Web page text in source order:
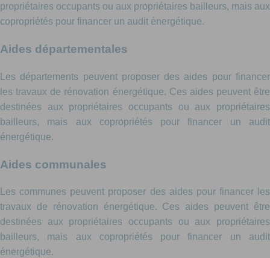
propriétaires occupants ou aux propriétaires bailleurs, mais aux
copropriétés pour financer un audit énergétique.
Aides départementales
Les départements peuvent proposer des aides pour financer
les travaux de rénovation énergétique. Ces aides peuvent être
destinées aux propriétaires occupants ou aux propriétaires
bailleurs, mais aux copropriétés pour financer un audit
énergétique.
Aides communales
Les communes peuvent proposer des aides pour financer les
travaux de rénovation énergétique. Ces aides peuvent être
destinées aux propriétaires occupants ou aux propriétaires
bailleurs, mais aux copropriétés pour financer un audit
énergétique.